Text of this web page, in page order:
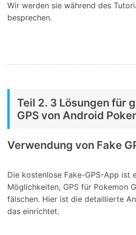
Wir werden sie während des
besprechen.
Teil 2. 3 Lösungen für
GPS von Android
Verwendung von Fake
Die kostenlose Fake-GPS-App ist
Möglichkeiten, GPS für Pokemon
fälschen. Hier ist die detaillierte
das einrichtet.